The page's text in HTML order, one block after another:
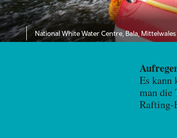
National White Water Centre, Bala, Mittelwales
Es kann
man die
Rafting-